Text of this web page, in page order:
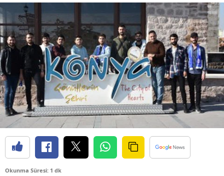
Bolu
Burdur
Bursa
Çanakkale
Çankırı
Çorum
Diyarbakır
Okunma Süresi: 1 dk